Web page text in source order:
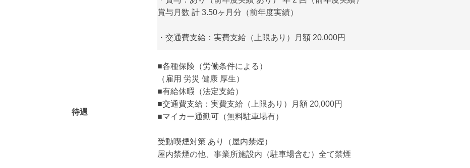
賞与月数 計 3.50ヶ月分（前年度実績）
・交通費支給：実費支給（上限あり）月額 20,000円
待遇
■各種保険（労働条件による）
（雇用 労災 健康 厚生）
■有給休暇（法定支給）
■交通費支給：実費支給（上限あり）月額 20,000円
■マイカー通勤可（無料駐車場有）
受動喫煙対策 あり（屋内禁煙）
屋内禁煙の他、事業所施設内（駐車場含む）全て禁煙